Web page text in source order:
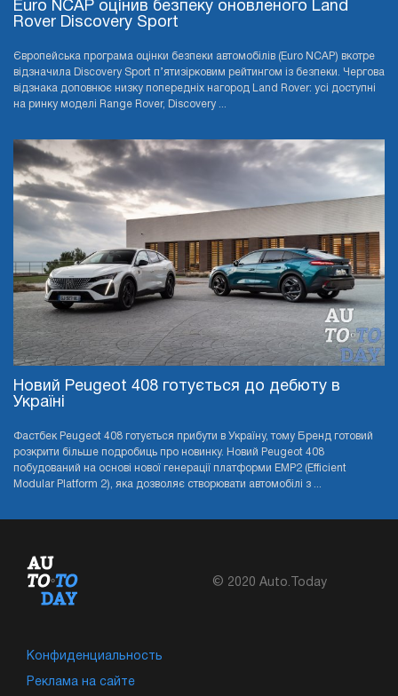
Euro NCAP оцінив безпеку оновленого Land
Rover Discovery Sport
Європейська програма оцінки безпеки автомобілів (Euro NCAP) вкотре
відзначила Discovery Sport п’ятизірковим рейтингом із безпеки. Чергова
відзнака доповнює низку попередніх нагород Land Rover: усі доступні
на ринку моделі Range Rover, Discovery ...
Новий Peugeot 408 готується до дебюту в
Україні
Фастбек Peugeot 408 готується прибути в Україну, тому Бренд готовий
розкрити більше подробиць про новинку. Новий Peugeot 408
побудований на основі нової генерації платформи EMP2 (Efficient
Modular Platform 2), яка дозволяє створювати автомобілі з ...
© 2020 Auto.Today
Конфиденциальность
Реклама на сайте